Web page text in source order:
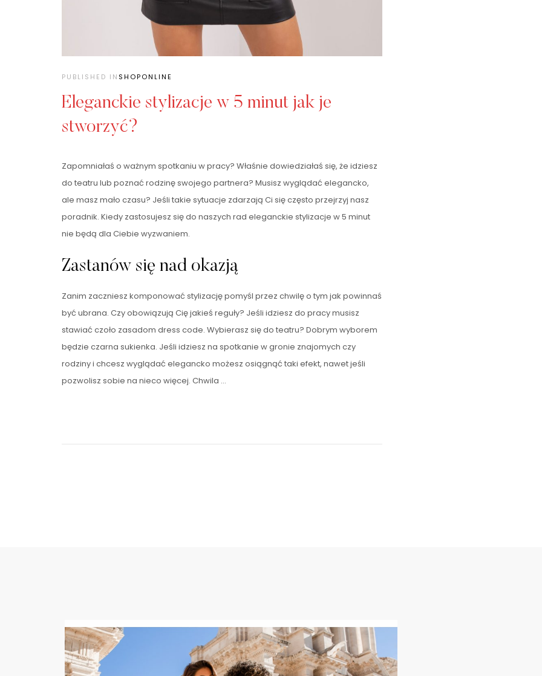
PUBLISHED IN SHOPONLINE
Eleganckie stylizacje w 5 minut jak je
stworzyć?
Zapomniałaś o ważnym spotkaniu w pracy? Właśnie dowiedziałaś się, że idziesz
do teatru lub poznać rodzinę swojego partnera? Musisz wyglądać elegancko,
ale masz mało czasu? Jeśli takie sytuacje zdarzają Ci się często przejrzyj nasz
poradnik. Kiedy zastosujesz się do naszych rad eleganckie stylizacje w 5 minut
nie będą dla Ciebie wyzwaniem.
Zastanów się nad okazją
Zanim zaczniesz komponować stylizację pomyśl przez chwilę o tym jak powinnaś
być ubrana. Czy obowiązują Cię jakieś reguły? Jeśli idziesz do pracy musisz
stawiać czoło zasadom dress code. Wybierasz się do teatru? Dobrym wyborem
będzie czarna sukienka. Jeśli idziesz na spotkanie w gronie znajomych czy
rodziny i chcesz wyglądać elegancko możesz osiągnąć taki efekt, nawet jeśli
pozwolisz sobie na nieco więcej. Chwila …